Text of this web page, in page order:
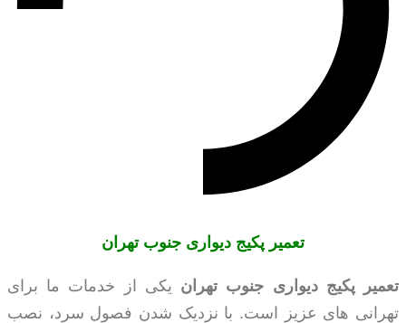
تعمیر پکیج دیواری جنوب تهران
تعمیر پکیج دیواری جنوب تهران یکی از خدمات ما برای
تهرانی های عزیز است. با نزدیک شدن فصول سرد، نصب